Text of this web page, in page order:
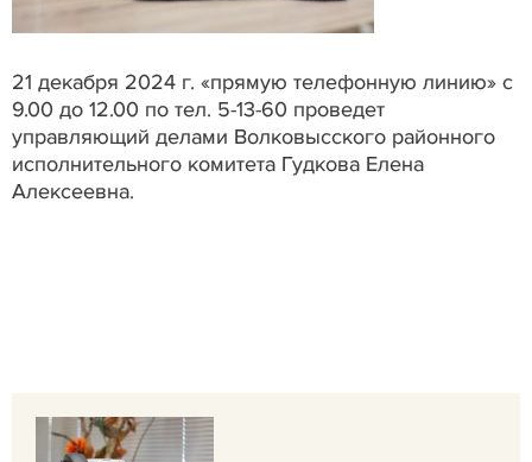
21 декабря 2024 г. «прямую телефонную линию» с
9.00 до 12.00 по тел. 5-13-60 проведет
управляющий делами Волковысского районного
исполнительного комитета Гудкова Елена
Алексеевна.